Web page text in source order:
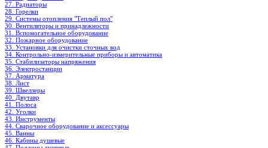
27. Радиаторы
28. Горелки
29. Системы отопления "Теплый пол"
30. Вентиляторы и принадлежности
31. Вспомогательное оборудование
32. Пожарное оборудование
33. Установки для очистки сточных вод
34. Контрольно-измерительные приборы и автоматика
35. Стабилизаторы напряжения
36. Электростанции
37. Арматура
38. Лист
39. Швеллеры
40. Двутавр
41. Полоса
42. Уголки
43. Инструменты
44. Сварочное оборудование и аксессуары
45. Ванны
46. Кабины душевые